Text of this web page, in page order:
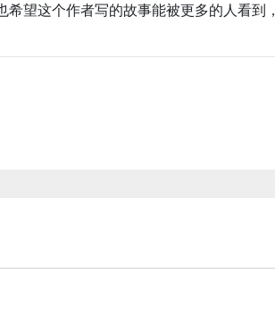
希望这个作者写的故事能被更多的人看到，